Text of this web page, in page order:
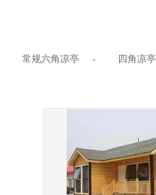
常规六角凉亭 - 四角凉亭